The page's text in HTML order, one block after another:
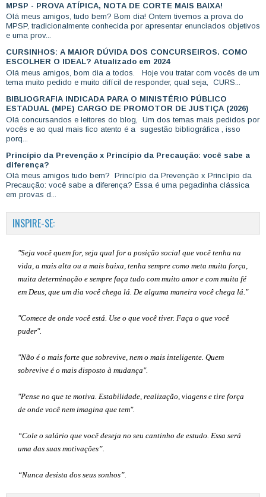
MPSP - PROVA ATÍPICA, NOTA DE CORTE MAIS BAIXA!
Olá meus amigos, tudo bem? Bom dia! Ontem tivemos a prova do
MPSP, tradicionalmente conhecida por apresentar enunciados objetivos
e uma prov...
CURSINHOS: A MAIOR DÚVIDA DOS CONCURSEIROS. COMO
ESCOLHER O IDEAL? Atualizado em 2024
Olá meus amigos, bom dia a todos. Hoje vou tratar com vocês de um
tema muito pedido e muito difícil de responder, qual seja, CURS...
BIBLIOGRAFIA INDICADA PARA O MINISTÉRIO PÚBLICO
ESTADUAL (MPE) CARGO DE PROMOTOR DE JUSTIÇA (2026)
Olá concursandos e leitores do blog, Um dos temas mais pedidos por
vocês e ao qual mais fico atento é a sugestão bibliográfica , isso
porq...
Princípio da Prevenção x Princípio da Precaução: você sabe a
diferença?
Olá meus amigos tudo bem? Princípio da Prevenção x Princípio da
Precaução: você sabe a diferença? Essa é uma pegadinha clássica
em provas d...
INSPIRE-SE:
"Seja você quem for, seja qual for a posição social que você tenha na
vida, a mais alta ou a mais baixa, tenha sempre como meta muita força,
muita determinação e sempre faça tudo com muito amor e com muita fé
em Deus, que um dia você chega lá. De alguma maneira você chega lá."
"Comece de onde você está. Use o que você tiver. Faça o que você
puder".
"Não é o mais forte que sobrevive, nem o mais inteligente. Quem
sobrevive é o mais disposto à mudança".
"Pense no que te motiva. Estabilidade, realização, viagens e tire força
de onde você nem imagina que tem".
“Cole o salário que você deseja no seu cantinho de estudo. Essa será
uma das suas motivações”.
“Nunca desista dos seus sonhos”.